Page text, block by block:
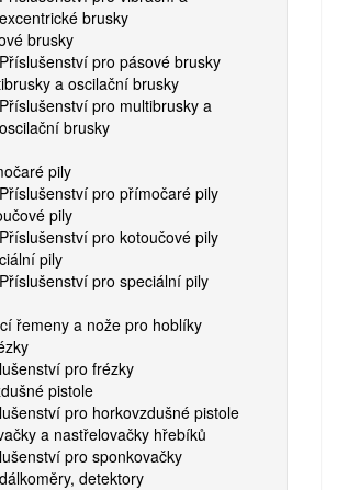
excentrické brusky
brusky
Příslušenství pro pásové brusky
a oscilační brusky
Příslušenství pro multibrusky a
oscilační brusky
pily
Příslušenství pro přímočaré pily
pily
Příslušenství pro kotoučové pily
pily
Příslušenství pro speciální pily
řemeny a nože pro hoblíky
pro frézky
pistole
pro horkovzdušné pistole
a nastřelovačky hřebíků
pro sponkovačky
detektory